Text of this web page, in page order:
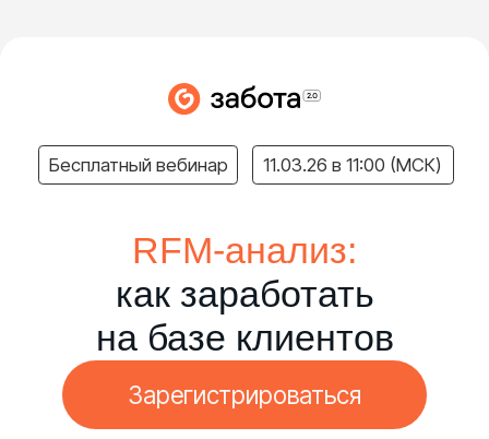
11.03.26 в 11:00 (МСК)
RFM-анализ:
на базе клиентов